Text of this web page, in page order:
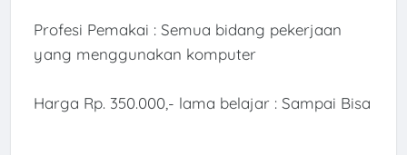
Profesi Pemakai : Semua bidang pekerjaan
yang menggunakan komputer
Harga Rp. 350.000,- lama belajar : Sampai Bisa